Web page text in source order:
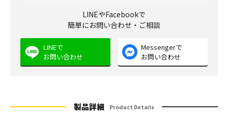
LINEやFacebookで
簡単にお問い合わせ・ご相談
LINEで
お問い合わせ
Messengerで
お問い合わせ
製品詳細 Product Details